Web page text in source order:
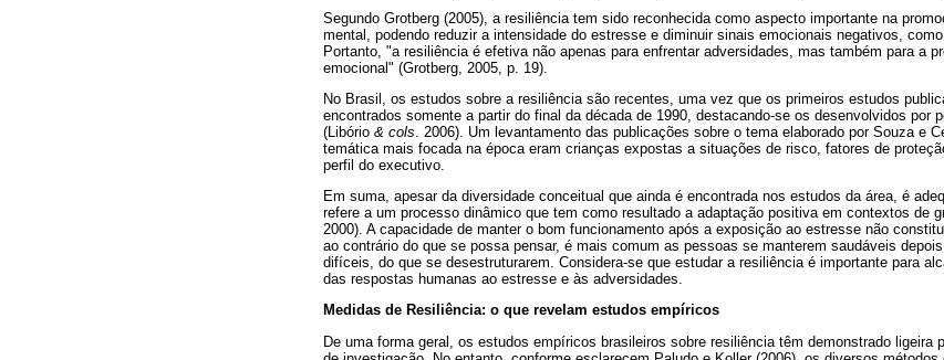
Segundo Grotberg (2005), a resiliência tem sido reconhecida como aspecto importante na
mental, podendo reduzir a intensidade do estresse e diminuir sinais emocionais negativos,
Portanto, "a resiliência é efetiva não apenas para enfrentar adversidades, mas também para a
emocional" (Grotberg, 2005, p. 19).
No Brasil, os estudos sobre a resiliência são recentes, uma vez que os primeiros estudos
encontrados somente a partir do final da década de 1990, destacando-se os desenvolvidos por
(Libório & cols. 2006). Um levantamento das publicações sobre o tema elaborado por Souza e
temática mais focada na época eram crianças expostas a situações de risco, fatores de
perfil do executivo.
Em suma, apesar da diversidade conceitual que ainda é encontrada nos estudos da área, é
refere a um processo dinâmico que tem como resultado a adaptação positiva em contextos de
2000). A capacidade de manter o bom funcionamento após a exposição ao estresse não
ao contrário do que se possa pensar, é mais comum as pessoas se manterem saudáveis
difíceis, do que se desestruturarem. Considera-se que estudar a resiliência é importante para
das respostas humanas ao estresse e às adversidades.
Medidas de Resiliência: o que revelam estudos empíricos
De uma forma geral, os estudos empíricos brasileiros sobre resiliência têm demonstrado ligeira